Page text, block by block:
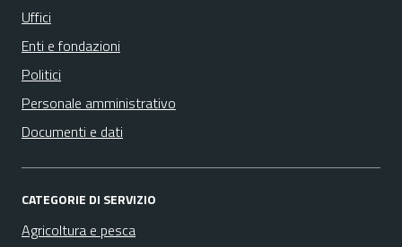
Uffici
Enti e fondazioni
Politici
Personale amministrativo
Documenti e dati
CATEGORIE DI SERVIZIO
Agricoltura e pesca